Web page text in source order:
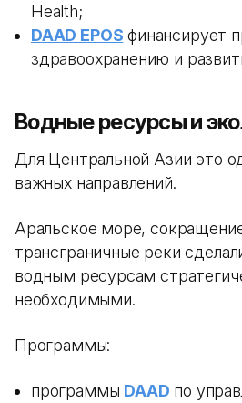
Health;
DAAD EPOS финансирует
здравоохранению и
Водные ресурсы и
Для Центральной Азии это
важных направлений.
Аральское море,
трансграничные реки
водным ресурсам
необходимыми.
Программы:
программы DAAD по